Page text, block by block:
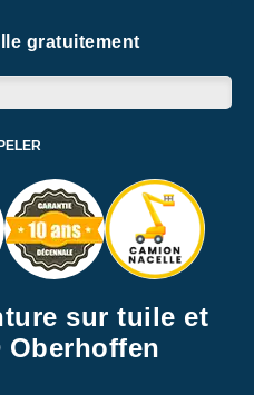
gratuitement
sur tuile et
Oberhoffen